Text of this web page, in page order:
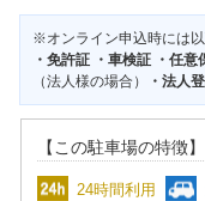
※オンライン申込時には以
・免許証 ・車検証 ・任意
（法人様の場合）
・法人
【この駐車場の特徴】
24時間利用